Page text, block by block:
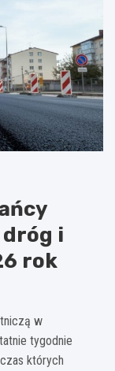
dróg i
rok
w
tygodnie
których